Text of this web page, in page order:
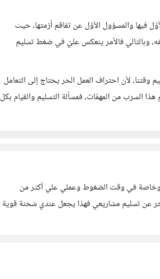
فيها والمسؤول الأوّل عن تفاقم أزمتها، حيث
وبالتالي فالأمر ينعكس عليّ في ضغط تسليم
لأن احتراف العمل الحر يحتاج إلى التعامل
السرب من المهمّات، فمسألة التسليم والقيام بكل
وخاصة في وقت الضغوط وعملي علي أكثر من
عن تسليم مشاريعي فهذا يجعل عندي شحنة قوية